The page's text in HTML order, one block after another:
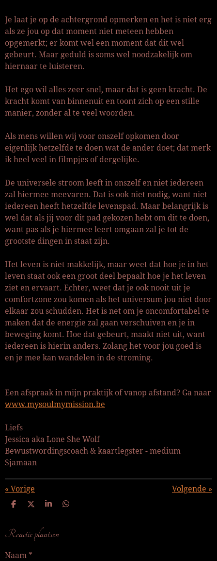
Je laat je op de achtergrond opmerken en het is niet erg
als ze jou op dat moment niet meteen hebben
opgemerkt; er komt wel een moment dat dit wel
gebeurt. Maar geduld is soms wel noodzakelijk om
hiernaar te luisteren.
Het ego wil alles zeer snel, maar dat is geen kracht. De
kracht komt van binnenuit en toont zich op een stille
manier, zonder al te veel woorden.
Als mens willen wij voor onszelf opkomen door
eigenlijk hetzelfde te doen wat de ander doet; dat merk
ik heel veel in filmpjes of dergelijke.
De universele stroom leeft in onszelf en niet iedereen
zal hiermee meevaren. Dat is ook niet nodig, want niet
iedereen heeft hetzelfde levenspad. Maar belangrijk is
wel dat als jij voor dit pad gekozen hebt om dit te doen,
want pas als je hiermee leert omgaan zal je tot de
grootste dingen in staat zijn.
Het leven is niet makkelijk, maar weet dat hoe je in het
leven staat ook een groot deel bepaalt hoe je het leven
ziet en ervaart. Echter, weet dat je ook nooit uit je
comfortzone zou komen als het universum jou niet door
elkaar zou schudden. Het is net om je oncomfortabel te
maken dat de energie zal gaan verschuiven en je in
beweging komt. Hoe dat gebeurt, maakt niet uit, want
iedereen is hierin anders. Zolang het voor jou goed is
en je mee kan wandelen in de stroming.
Een afspraak in mijn praktijk of vanop afstand? Ga naar
www.mysoulmymission.be
Liefs
Jessica aka Lone She Wolf
Bewustwordingscoach & kaartlegster - medium
Sjamaan
« Vorige Volgende »
D
e
n
D
l
S
r
e
D
Reactie plaatsen
Naam *